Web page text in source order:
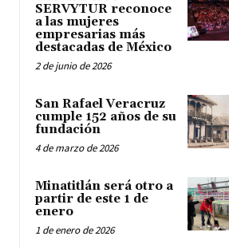
SERVYTUR reconoce
a las mujeres
empresarias más
destacadas de México
2 de junio de 2026
San Rafael Veracruz
cumple 152 años de su
fundación
4 de marzo de 2026
Minatitlán será otro a
partir de este 1 de
enero
1 de enero de 2026